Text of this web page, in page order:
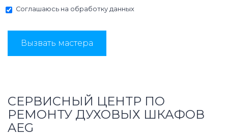
Соглашаюсь на обработку данных
Вызвать мастера
СЕРВИСНЫЙ ЦЕНТР ПО
РЕМОНТУ ДУХОВЫХ ШКАФОВ
AEG